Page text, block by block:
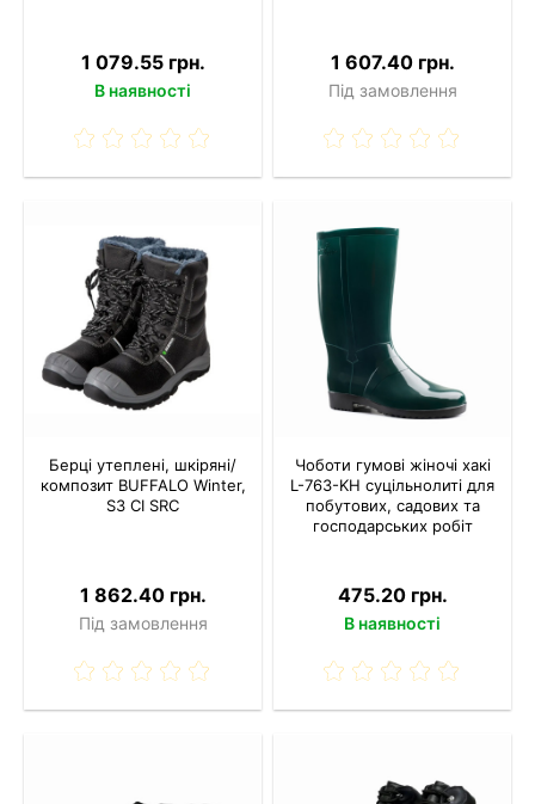
1 079.55 грн.
В наявності
1 607.40 грн.
Під замовлення
Берці утеплені, шкіряні/
композит BUFFALO Winter,
S3 CI SRC
1 862.40 грн.
Під замовлення
Чоботи гумові жіночі хакі
L-763-KH суцільнолиті для
побутових, садових та
господарських робіт
475.20 грн.
В наявності